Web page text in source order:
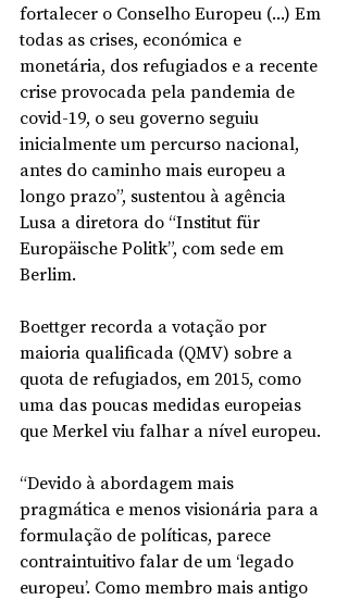
fortalecer o Conselho Europeu (...) Em
todas as crises, económica e
monetária, dos refugiados e a recente
crise provocada pela pandemia de
covid-19, o seu governo seguiu
inicialmente um percurso nacional,
antes do caminho mais europeu a
longo prazo”, sustentou à agência
Lusa a diretora do “Institut für
Europäische Politk”, com sede em
Berlim.
Boettger recorda a votação por
maioria qualificada (QMV) sobre a
quota de refugiados, em 2015, como
uma das poucas medidas europeias
que Merkel viu falhar a nível europeu.
“Devido à abordagem mais
pragmática e menos visionária para a
formulação de políticas, parece
contraintuitivo falar de um ‘legado
europeu’. Como membro mais antigo